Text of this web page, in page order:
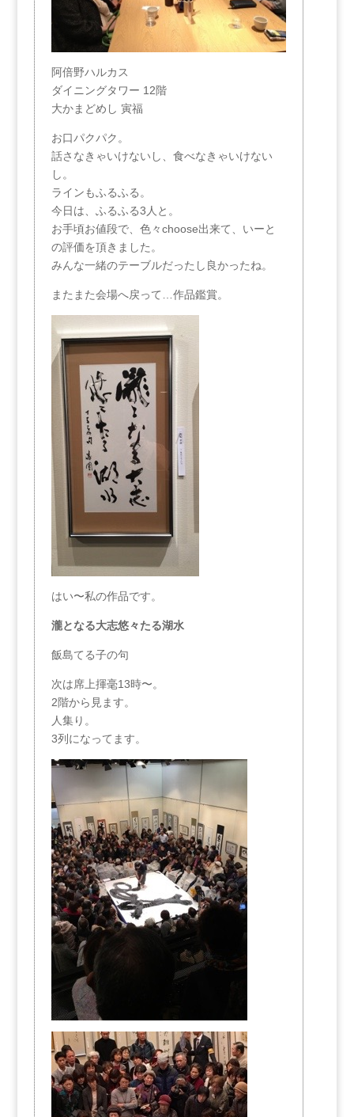
阿倍野ハルカス
ダイニングタワー 12階
大かまどめし 寅福
お口パクパク。
話さなきゃいけないし、食べなきゃいけない
し。
ラインもふるふる。
今日は、ふるふる3人と。
お手頃お値段で、色々choose出来て、いーと
の評価を頂きました。
みんな一緒のテーブルだったし良かったね。
またまた会場へ戻って…作品鑑賞。
はい〜私の作品です。
瀧となる大志悠々たる湖水
飯島てる子の句
次は席上揮毫13時〜。
2階から見ます。
人集り。
3列になってます。